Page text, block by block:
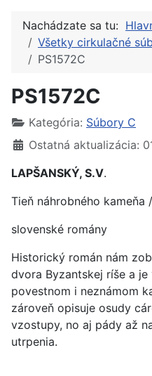
Nachádzate sa tu:
Všetky cirkulačné
PS1572C
PS1572C
Kategória: Súbory C
Ostatná aktualizácia:
LAPŠANSKÝ, S.V.
Tieň náhrobného
slovenské romány
Historický román nám
dvora Byzantskej ríše a je
povestnom i neznámom
zároveň opisuje osudy
vzostupy, no aj pády až
utrpenia.